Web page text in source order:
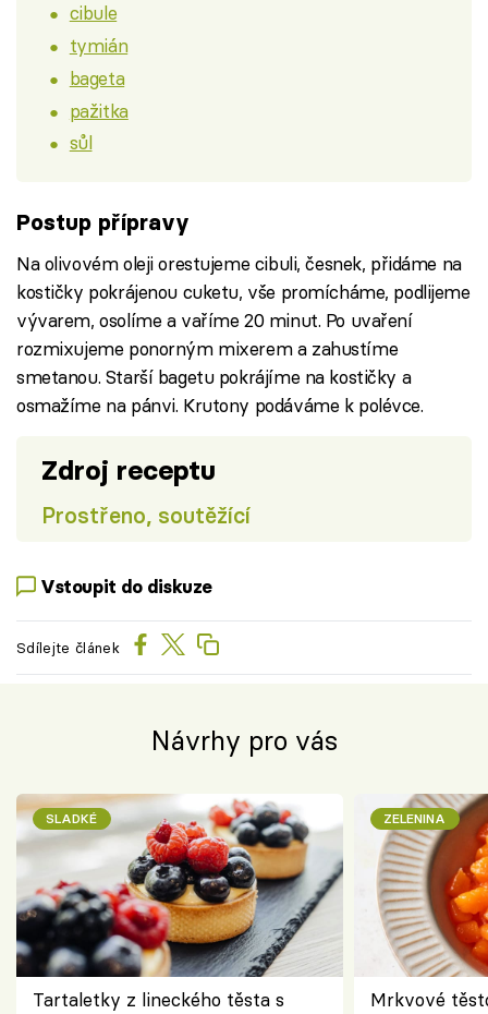
cibule
tymián
bageta
pažitka
sůl
Postup přípravy
Na olivovém oleji orestujeme cibuli, česnek, přidáme na
kostičky pokrájenou cuketu, vše promícháme, podlijeme
vývarem, osolíme a vaříme 20 minut. Po uvaření
rozmixujeme ponorným mixerem a zahustíme
smetanou. Starší bagetu pokrájíme na kostičky a
osmažíme na pánvi. Krutony podáváme k polévce.
Zdroj receptu
Prostřeno, soutěžící
Vstoupit do diskuze
Sdílejte článek
Návrhy pro vás
SLADKÉ
Tartaletky z lineckého těsta s
ZELENINA
Mrkvové